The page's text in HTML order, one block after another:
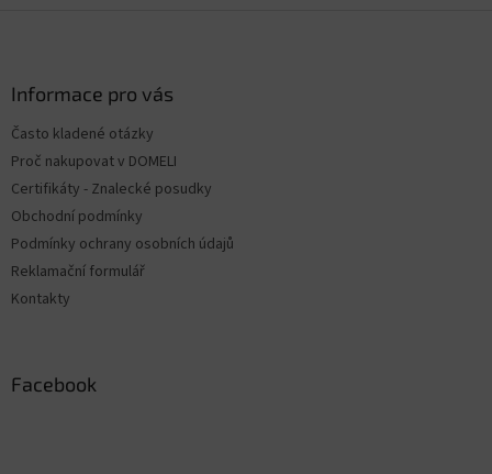
Informace pro vás
Často kladené otázky
Proč nakupovat v DOMELI
Certifikáty - Znalecké posudky
Obchodní podmínky
Podmínky ochrany osobních údajů
Reklamační formulář
Kontakty
Facebook